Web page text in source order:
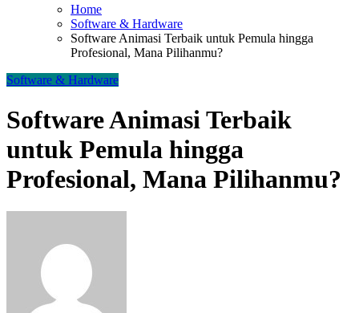
Home
Software & Hardware
Software Animasi Terbaik untuk Pemula hingga
Profesional, Mana Pilihanmu?
Software & Hardware
Software Animasi Terbaik
untuk Pemula hingga
Profesional, Mana Pilihanmu?